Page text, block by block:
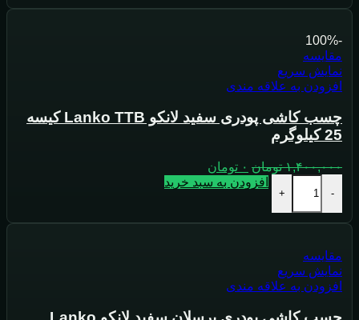
-100%
مقايسه
نمایش سریع
افزودن به علاقه مندی
چسب کاشی پودری سفید لانکو Lanko TTB کیسه
25 کیلوگرم
۱,۴۰۰,۰۰۰ تومان ۰ تومان
-
+
افزودن به سبد خرید
مقايسه
نمایش سریع
افزودن به علاقه مندی